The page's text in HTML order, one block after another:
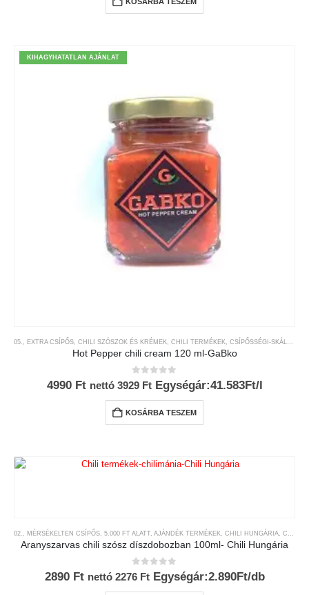
KIHAGYHATATLAN AJÁNLAT
05., EXTRA CSÍPŐS, CHILI SZÓSZOK ÉS KRÉMEK, CHILI TERMÉKEK, CSÍPŐSSÉGI-SKÁLA ,
Hot Pepper chili cream 120 ml-GaBko
0az 5-ből
4990 Ft nettó 3929 Ft Egységár:41.583Ft/l
KOSÁRBA TESZEM
02., MÉRSÉKELTEN CSÍPŐS 5.000 FT ALATT AJÁNDÉK TERMÉKEK CHILI HUNGÁRIA CHILI TERMÉKEK
Aranyszarvas chili szósz díszdobozban 100ml- Chili Hungária
0 az 5-ből
2890 Ft nettó 2276 Ft Egységár:2.890Ft/db